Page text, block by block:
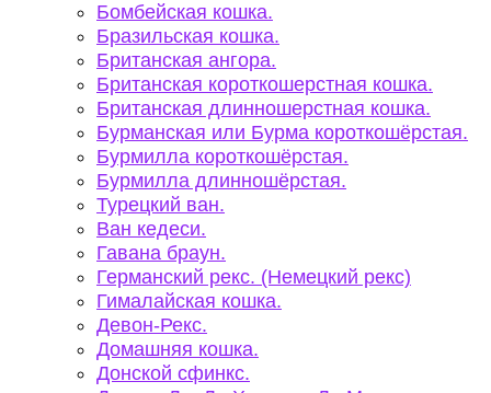
Бомбейская кошка.
Бразильская кошка.
Британская ангора.
Британская короткошерстная кошка.
Британская длинношерстная кошка.
Бурманская или Бурма короткошёрстая.
Бурмилла короткошёрстая.
Бурмилла длинношёрстая.
Турецкий ван.
Ван кедеси.
Гавана браун.
Германский рекс. (Немецкий рекс)
Гималайская кошка.
Девон-Рекс.
Домашняя кошка.
Донской сфинкс.